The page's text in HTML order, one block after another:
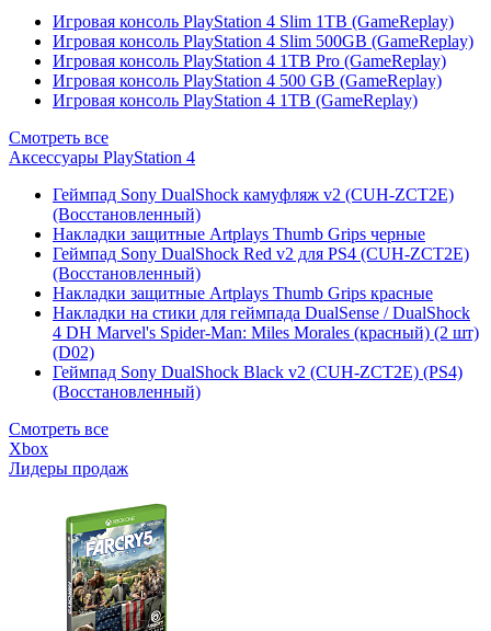
Игровая консоль PlayStation 4 Slim 1TB (GameReplay)
Игровая консоль PlayStation 4 Slim 500GB (GameReplay)
Игровая консоль PlayStation 4 1TB Pro (GameReplay)
Игровая консоль PlayStation 4 500 GB (GameReplay)
Игровая консоль PlayStation 4 1TB (GameReplay)
Смотреть все
Аксессуары PlayStation 4
Геймпад Sony DualShock камуфляж v2 (CUH-ZCT2E)
(Восстановленный)
Накладки защитные Artplays Thumb Grips черные
Геймпад Sony DualShock Red v2 для PS4 (CUH-ZCT2E)
(Восстановленный)
Накладки защитные Artplays Thumb Grips красные
Накладки на стики для геймпада DualSense / DualShock
4 DH Marvel's Spider-Man: Miles Morales (красный) (2 шт)
(D02)
Геймпад Sony DualShock Black v2 (CUH-ZCT2E) (PS4)
(Восстановленный)
Смотреть все
Xbox
Лидеры продаж